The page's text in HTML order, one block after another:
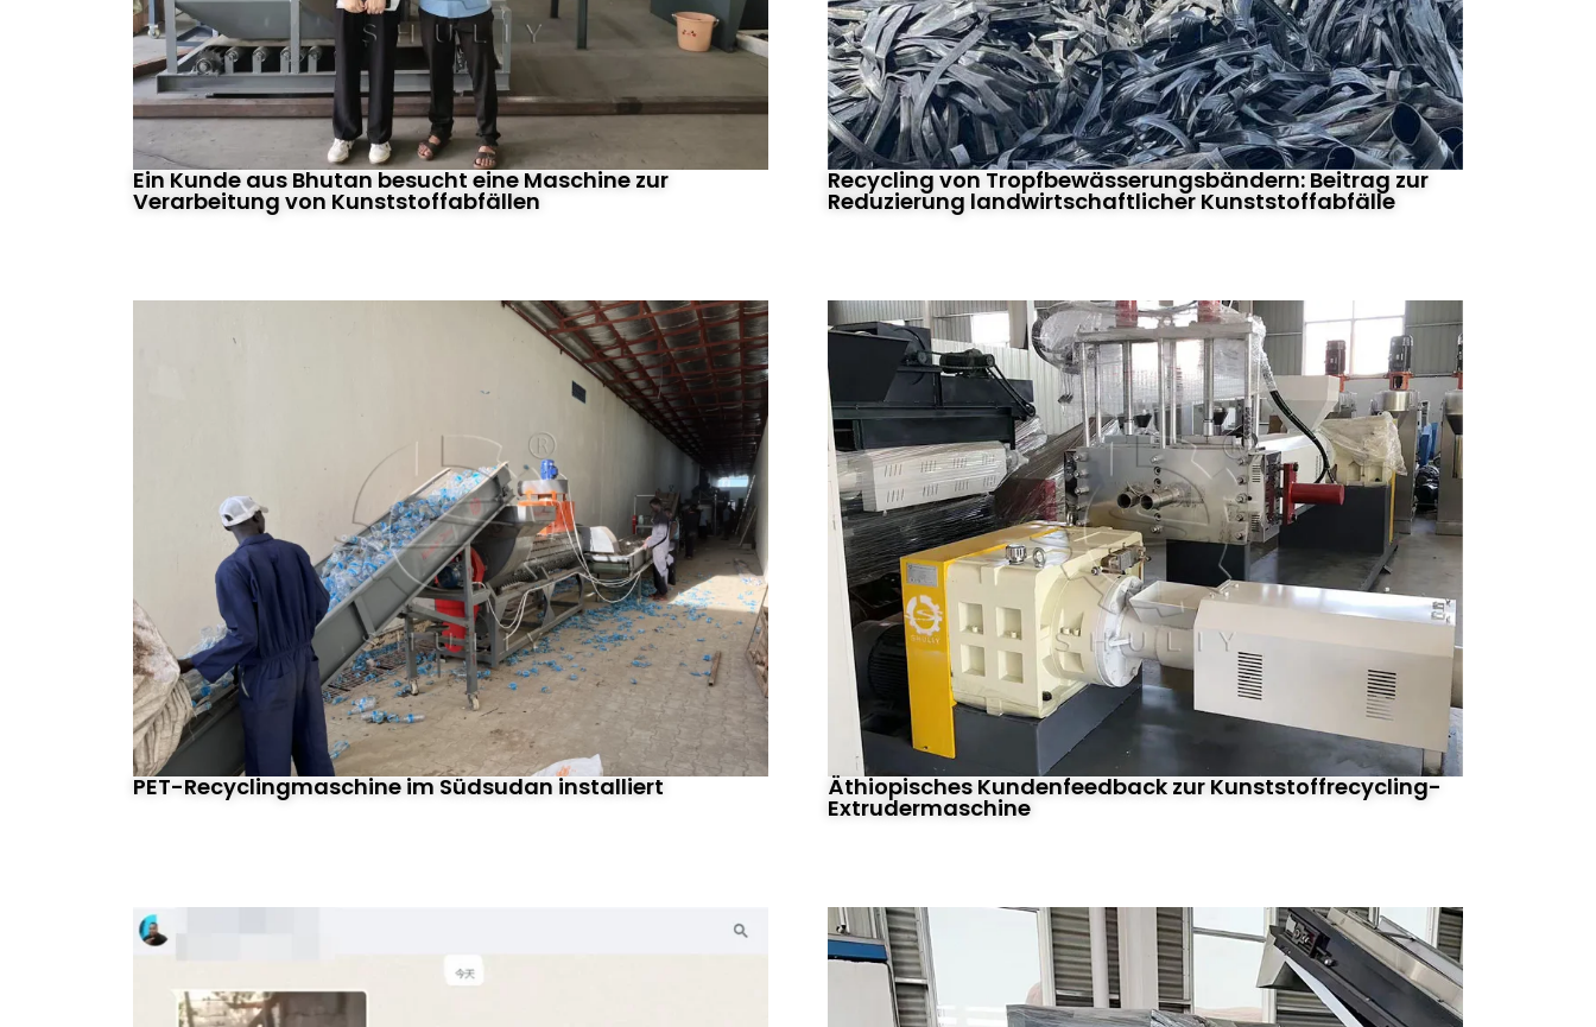
Ein Kunde aus Bhutan besucht eine Maschine zur
Verarbeitung von Kunststoffabfällen
Recycling von Tropfbewässerungsbändern: Beitrag zur
Reduzierung landwirtschaftlicher Kunststoffabfälle
PET-Recyclingmaschine im Südsudan installiert Äthiopisches Kundenfeedback zur Kunststoffrecycling-
Extrudermaschine